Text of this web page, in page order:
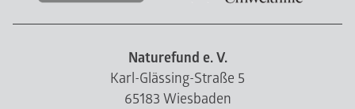
Naturefund e. V.
Karl-Glässing-Straße 5
65183 Wiesbaden